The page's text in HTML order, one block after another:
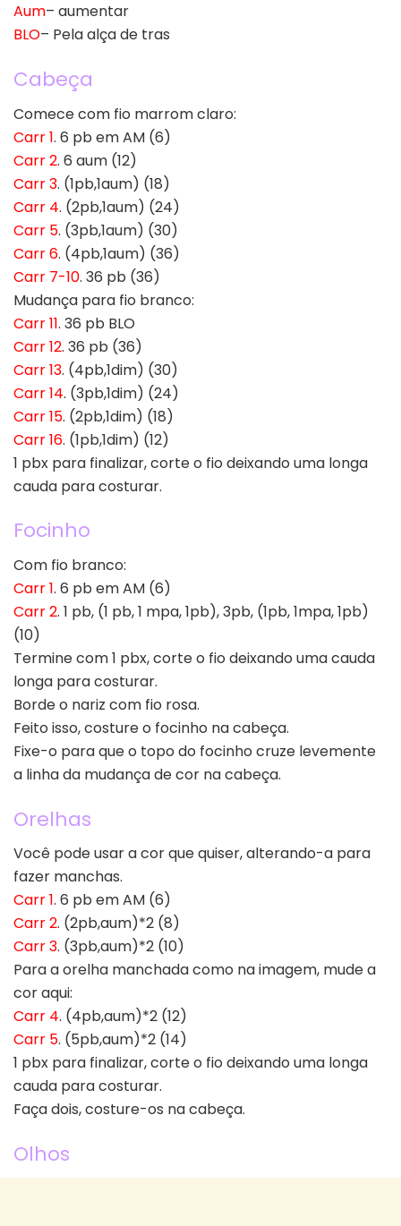
Aum– aumentar
BLO– Pela alça de tras
Cabeça
Comece com fio marrom claro:
Carr 1. 6 pb em AM (6)
Carr 2. 6 aum (12)
Carr 3. (1pb,1aum) (18)
Carr 4. (2pb,1aum) (24)
Carr 5. (3pb,1aum) (30)
Carr 6. (4pb,1aum) (36)
Carr 7-10. 36 pb (36)
Mudança para fio branco:
Carr 11. 36 pb BLO
Carr 12. 36 pb (36)
Carr 13. (4pb,1dim) (30)
Carr 14. (3pb,1dim) (24)
Carr 15. (2pb,1dim) (18)
Carr 16. (1pb,1dim) (12)
1 pbx para finalizar, corte o fio deixando uma longa
cauda para costurar.
Focinho
Com fio branco:
Carr 1. 6 pb em AM (6)
Carr 2. 1 pb, (1 pb, 1 mpa, 1pb), 3pb, (1pb, 1mpa, 1pb)
(10)
Termine com 1 pbx, corte o fio deixando uma cauda
longa para costurar.
Borde o nariz com fio rosa.
Feito isso, costure o focinho na cabeça.
Fixe-o para que o topo do focinho cruze levemente
a linha da mudança de cor na cabeça.
Orelhas
Você pode usar a cor que quiser, alterando-a para
fazer manchas.
Carr 1. 6 pb em AM (6)
Carr 2. (2pb,aum)*2 (8)
Carr 3. (3pb,aum)*2 (10)
Para a orelha manchada como na imagem, mude a
cor aqui:
Carr 4. (4pb,aum)*2 (12)
Carr 5. (5pb,aum)*2 (14)
1 pbx para finalizar, corte o fio deixando uma longa
cauda para costurar.
Faça dois, costure-os na cabeça.
Olhos